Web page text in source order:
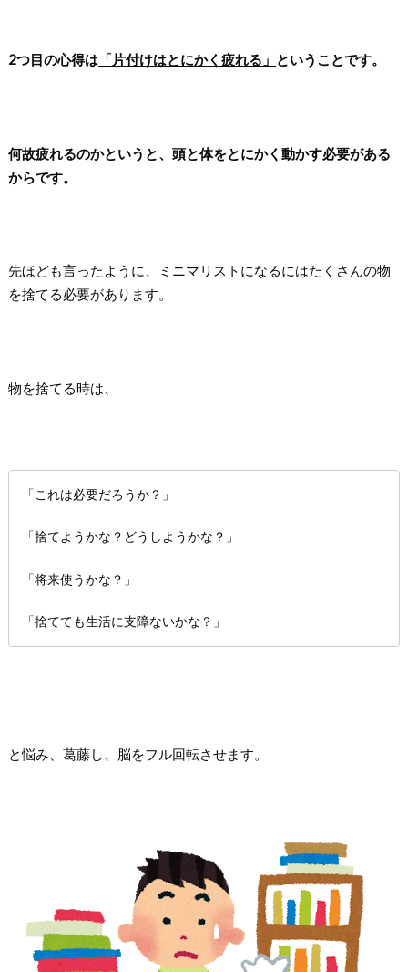
2つ目の心得は「片付けはとにかく疲れる」 ということです。
何故疲れるのかというと、頭と体をとにかく動かす必要がある
からです。
先ほども言ったように、ミニマリストになるにはたくさんの物
を捨てる必要があります。
物を捨てる時は、
「これは必要だろうか？」
「捨てようかな？どうしようかな？」
「将来使うかな？」
「捨てても生活に支障ないかな？」
と悩み、葛藤し、脳をフル回転させます。